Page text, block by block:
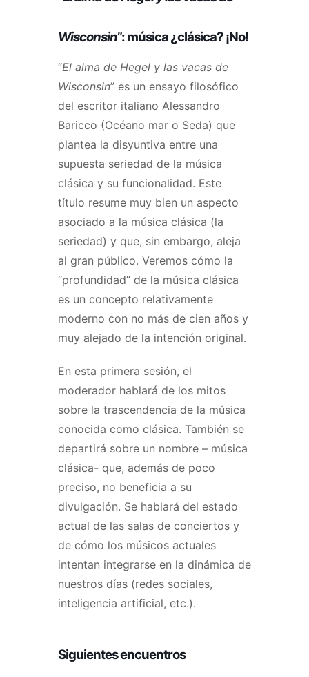
Wisconsin”: música ¿clásica? ¡No!
“El alma de Hegel y las vacas de
Wisconsin” es un ensayo filosófico
del escritor italiano Alessandro
Baricco (Océano mar o Seda) que
plantea la disyuntiva entre una
supuesta seriedad de la música
clásica y su funcionalidad. Este
título resume muy bien un aspecto
asociado a la música clásica (la
seriedad) y que, sin embargo, aleja
al gran público. Veremos cómo la
“profundidad” de la música clásica
es un concepto relativamente
moderno con no más de cien años y
muy alejado de la intención original.
En esta primera sesión, el
moderador hablará de los mitos
sobre la trascendencia de la música
conocida como clásica. También se
departirá sobre un nombre – música
clásica- que, además de poco
preciso, no beneficia a su
divulgación. Se hablará del estado
actual de las salas de conciertos y
de cómo los músicos actuales
intentan integrarse en la dinámica de
nuestros días (redes sociales,
inteligencia artificial, etc.).
Siguientes encuentros